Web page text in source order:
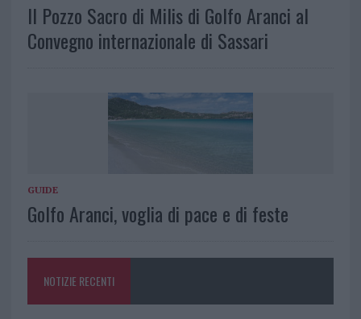
Il Pozzo Sacro di Milis di Golfo Aranci al
Convegno internazionale di Sassari
GUIDE
Golfo Aranci, voglia di pace e di feste
NOTIZIE RECENTI